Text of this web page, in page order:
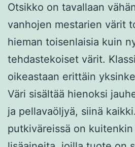
Otsikko on tavallaan
vanhojen mestarien värit
hieman toisenlaisia kuin
tehdastekoiset värit.
oikeastaan erittäin
Väri sisältää hienoksi
ja pellavaöljyä, siinä
putkiväreissä on